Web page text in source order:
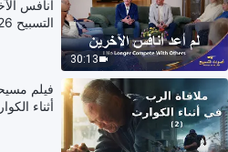
1:03:21
1:09:07
كلمة الله –
(6) (القسم الأول)
30:13
أنافس
التسبيح 2026
فيلم
أثناء